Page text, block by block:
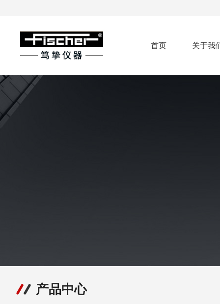
首页 关于我
产品中心